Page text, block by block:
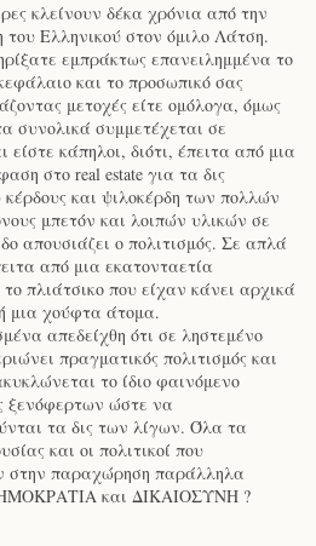
κλείνουν δέκα χρόνια από την
Ελληνικού στον όμιλο Λάτση.
εμπράκτως επανειλημμένα το
και το προσωπικό σας
μετοχές είτε ομόλογα, όμως
συνολικά συμμετέχεται σε
είστε κάπηλοι, διότι, έπειτα από μια
στο real estate για τα δις
κέρδους και ψιλοκέρδη των πολλών
μπετόν και λοιπών υλικών σε
απουσιάζει ο πολιτισμός. Σε απλά
από μια εκατονταετία
το πλιάτσικο που είχαν κάνει αρχικά
μια χούφτα άτομα.
απεδείχθη ότι σε ληστεμένο
πραγματικός πολιτισμός και
το ίδιο φαινόμενο
ξενόφερτων ώστε να
τα δις των λίγων. Όλα τα
και οι πολιτικοί που
στην παραχώρηση παράλληλα
και ΔΙΚΑΙΟΣΥΝΗ ?